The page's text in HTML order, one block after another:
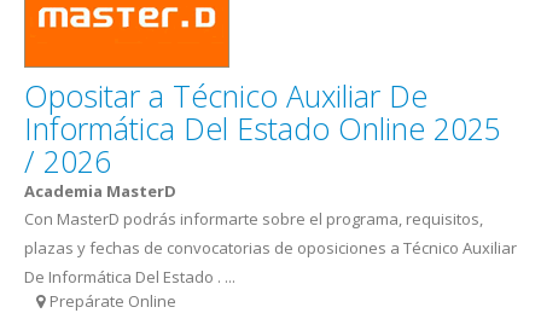
Opositar a Técnico Auxiliar De
Informática Del Estado Online 2025
/ 2026
Academia MasterD
Con MasterD podrás informarte sobre el programa, requisitos,
plazas y fechas de convocatorias de oposiciones a Técnico Auxiliar
De Informática Del Estado . ...
Prepárate Online